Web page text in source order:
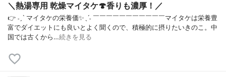
＼熱湯専用 乾燥マイタケ🍄香りも濃厚！／
👉 ˗ˏˋ マイタケの栄養価✨ˎˊ˗ ￣￣￣￣￣￣￣￣￣￣￣⁡マイタケは栄養豊
富でダイエットにも良いとよく聞くので、積極的に摂りたいきのこ。中
国では古くから…続きを見る